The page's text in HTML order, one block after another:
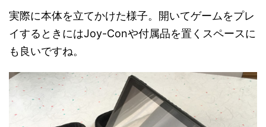
実際に本体を立てかけた様子。開いてゲームをプレ
イするときにはJoy-Conや付属品を置くスペースに
も良いですね。